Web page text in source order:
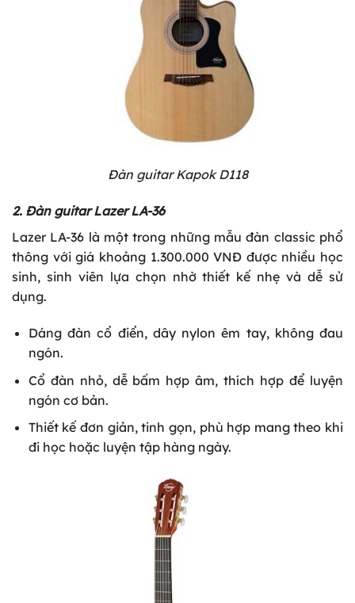
Đàn guitar Kapok D118
2. Đàn guitar Lazer LA-36
Lazer LA-36 là một trong những mẫu đàn classic phổ
thông với giá khoảng 1.300.000 VNĐ được nhiều học
sinh, sinh viên lựa chọn nhờ thiết kế nhẹ và dễ sử
dụng.
Dáng đàn cổ điển, dây nylon êm tay, không đau
ngón.
Cổ đàn nhỏ, dễ bấm hợp âm, thích hợp để luyện
ngón cơ bản.
Thiết kế đơn giản, tinh gọn, phù hợp mang theo khi
đi học hoặc luyện tập hàng ngày.